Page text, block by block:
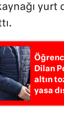
yurt
Dilan
altın
yasa